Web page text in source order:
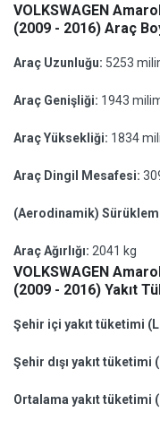
VOLKSWAGEN
(2009 - 2016) Araç
Araç Uzunluğu: 5253
Araç Genişliği: 1943
Araç Yüksekliği: 1834
Araç Dingil Mesafesi:
(Aerodinamik)
Araç Ağırlığı: 2041 kg
VOLKSWAGEN
(2009 - 2016) Yakıt
Şehir içi yakıt tüketimi
Şehir dışı yakıt tüketimi
Ortalama yakıt tüketimi